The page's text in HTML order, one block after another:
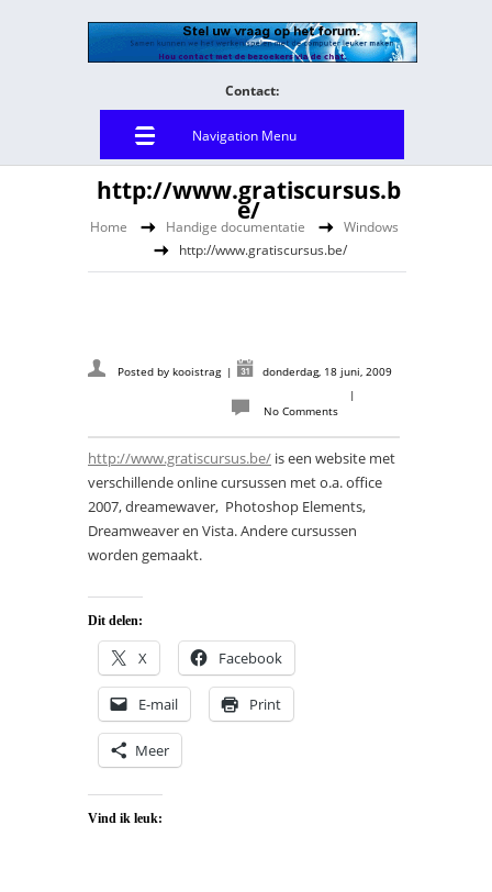
Contact:
Navigation Menu
Home Handige documentatie
Windows
http://www.gratiscursus.be/
http://www.gratiscursus.b
e/
Posted by kooistrag |
donderdag, 18 juni, 2009
|
No Comments
http://www.gratiscursus.be/ is een website met
verschillende online cursussen met o.a. office
2007, dreamewaver, Photoshop Elements,
Dreamweaver en Vista. Andere cursussen
worden gemaakt.
Dit delen:
X Facebook
E-mail Print
Meer
Vind ik leuk: